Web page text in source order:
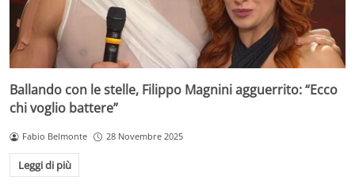
Ballando con le stelle, Filippo Magnini agguerrito: “Ecco
chi voglio battere”
Fabio Belmonte 28 Novembre 2025
Leggi di più